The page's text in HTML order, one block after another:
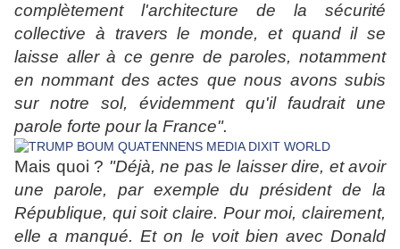
complètement l'architecture de la sécurité
collective à travers le monde, et quand il se
laisse aller à ce genre de paroles, notamment
en nommant des actes que nous avons subis
sur notre sol, évidemment qu'il faudrait une
parole forte pour la France".
Mais quoi ? "Déjà, ne pas le laisser dire, et avoir
une parole, par exemple du président de la
République, qui soit claire. Pour moi, clairement,
elle a manqué. Et on le voit bien avec Donald